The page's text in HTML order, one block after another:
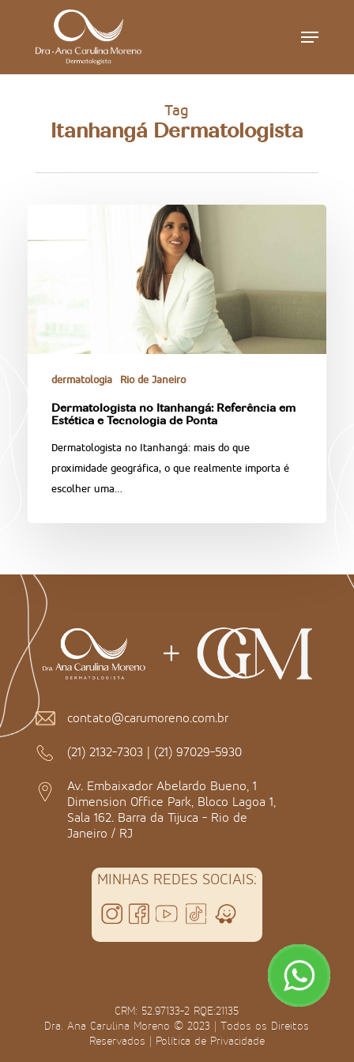
Menu
Tag
Itanhangá Dermatologista
dermatologia Rio de Janeiro
Dermatologista no Itanhangá: Referência em
Estética e Tecnologia de Ponta
Dermatologista no Itanhangá: mais do que
proximidade geográfica, o que realmente importa é
escolher uma…
contato@carumoreno.com.br
(21) 2132-7303 | (21) 97029-5930
Av. Embaixador Abelardo Bueno, 1
Dimension Office Park, Bloco Lagoa 1,
Sala 162. Barra da Tijuca - Rio de
Janeiro / RJ
MINHAS REDES SOCIAIS:
CRM: 52.97133-2 RQE:21135
Dra. Ana Carulina Moreno © 2023 | Todos os Direitos
Reservados | Política de Privacidade